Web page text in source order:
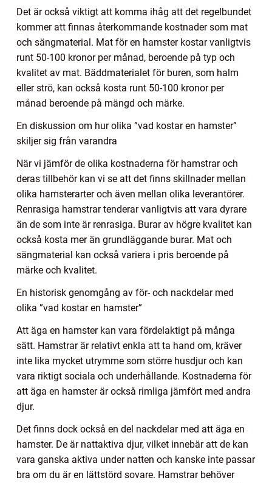
Det är också viktigt att komma ihåg att det regelbundet
kommer att finnas återkommande kostnader som mat
och sängmaterial. Mat för en hamster kostar vanligtvis
runt 50-100 kronor per månad, beroende på typ och
kvalitet av mat. Bäddmaterialet för buren, som halm
eller strö, kan också kosta runt 50-100 kronor per
månad beroende på mängd och märke.
En diskussion om hur olika ”vad kostar en hamster”
skiljer sig från varandra
När vi jämför de olika kostnaderna för hamstrar och
deras tillbehör kan vi se att det finns skillnader mellan
olika hamsterarter och även mellan olika leverantörer.
Renrasiga hamstrar tenderar vanligtvis att vara dyrare
än de som inte är renrasiga. Burar av högre kvalitet kan
också kosta mer än grundläggande burar. Mat och
sängmaterial kan också variera i pris beroende på
märke och kvalitet.
En historisk genomgång av för- och nackdelar med
olika ”vad kostar en hamster”
Att äga en hamster kan vara fördelaktigt på många
sätt. Hamstrar är relativt enkla att ta hand om, kräver
inte lika mycket utrymme som större husdjur och kan
vara riktigt sociala och underhållande. Kostnaderna för
att äga en hamster är också rimliga jämfört med andra
djur.
Det finns dock också en del nackdelar med att äga en
hamster. De är nattaktiva djur, vilket innebär att de kan
vara ganska aktiva under natten och kanske inte passar
bra om du är en lättstörd sovare. Hamstrar behöver